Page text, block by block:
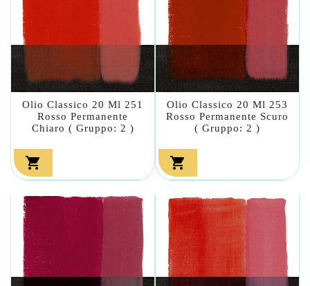
Olio Classico 20 Ml 251
Rosso Permanente
Chiaro ( Gruppo: 2 )

Olio Classico 20 Ml 253
Rosso Permanente Scuro
( Gruppo: 2 )
